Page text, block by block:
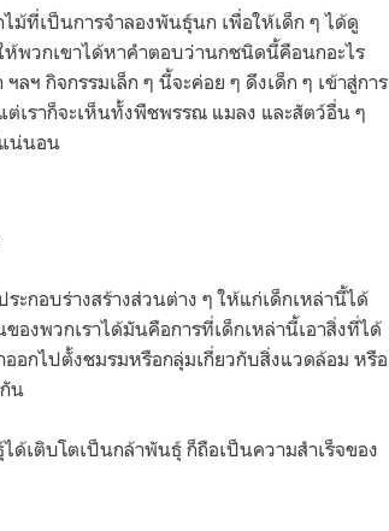
ม้ที่เป็นการจำลองพันธุ์นก เพื่อให้เด็ก ๆ ได้ดู
ห้พวกเขาได้หาคำตอบว่านกชนิดนี้คือนกอะไร
ฯ กิจกรรมเล็ก ๆ นี้จะค่อย ๆ ดึงเด็ก ๆ เข้าสู่การ
เราก็จะเห็นทั้งพืชพรรณ แมลง และสัตว์อื่น ๆ
แน่นอน
ะกอบร่างสร้างส่วนต่าง ๆ ให้แก่เด็กเหล่านี้ได้
องพวกเราได้มันคือการที่เด็กเหล่านี้เอาสิ่งที่ได้
อกไปตั้งชมรมหรือกลุ่มเกี่ยวกับสิ่งแวดล้อม หรือ
น
เติบโตเป็นกล้าพันธุ์ ก็ถือเป็นความสำเร็จของ